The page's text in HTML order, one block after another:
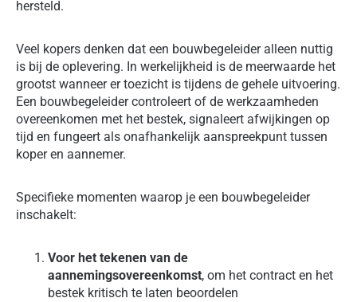
hersteld.
Veel kopers denken dat een bouwbegeleider alleen nuttig
is bij de oplevering. In werkelijkheid is de meerwaarde het
grootst wanneer er toezicht is tijdens de gehele uitvoering.
Een bouwbegeleider controleert of de werkzaamheden
overeenkomen met het bestek, signaleert afwijkingen op
tijd en fungeert als onafhankelijk aanspreekpunt tussen
koper en aannemer.
Specifieke momenten waarop je een bouwbegeleider
inschakelt:
Voor het tekenen van de
aannemingsovereenkomst, om het contract en het
bestek kritisch te laten beoordelen